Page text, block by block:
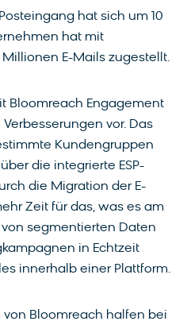
hat sich um 10
hat mit
E-Mails zugestellt.
Bloomreach Engagement
vor. Das
Kundengruppen
die integrierte ESP-
die Migration der E-
Zeit für das, was es am
segmentierten Daten
in Echtzeit
innerhalb einer Plattform.
von Bloomreach halfen bei